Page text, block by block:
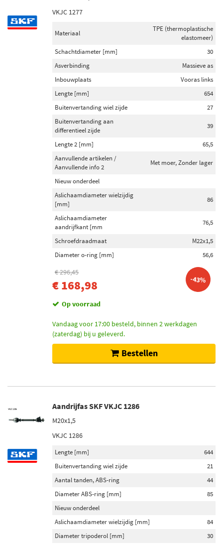
VKJC 1277
Materiaal
TPE (thermoplastische
elastomeer)
Schachtdiameter [mm]
30
Asverbinding
Massieve as
Inbouwplaats
Vooras links
Lengte [mm]
654
Buitenvertanding wiel zijde
27
Buitenvertanding aan
differentieel zijde
39
Lengte 2 [mm]
65,5
Aanvullende artikelen /
Aanvullende info 2
Met moer, Zonder lager
Nieuw onderdeel
Aslichaamdiameter wielzijdig
[mm]
86
Aslichaamdiameter
aandrijfkant [mm
76,5
Schroefdraadmaat
M22x1,5
Diameter o-ring [mm]
56,6
€ 296,45
€ 168,98 -43%
Op voorraad
Vandaag voor 17:00 besteld, binnen 2 werkdagen
(zaterdag) bij u geleverd.
Bestellen
Aandrijfas SKF VKJC 1286
M20x1,5
VKJC 1286
Lengte [mm]
644
Buitenvertanding wiel zijde
21
Aantal tanden, ABS-ring
44
Diameter ABS-ring [mm]
85
Nieuw onderdeel
Aslichaamdiameter wielzijdig [mm]
84
Diameter tripoderol [mm]
30